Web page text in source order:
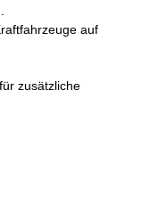
auf
zusätzliche